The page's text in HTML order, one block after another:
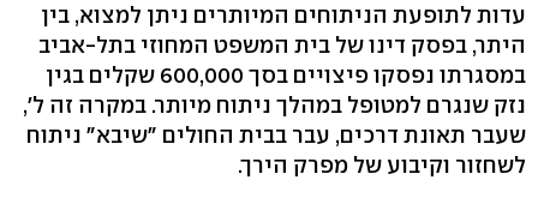
עדות לתופעת הניתוחים המיותרים ניתן למצוא, בין
היתר, בפסק דינו של בית המשפט המחוזי בתל-אביב
במסגרתו נפסקו פיצויים בסך 600,000 שקלים בגין
נזק שנגרם למטופל במהלך ניתוח מיותר. במקרה זה ל',
שעבר תאונת דרכים, עבר בבית החולים "שיבא" ניתוח
לשחזור וקיבוע של מפרק הירך.